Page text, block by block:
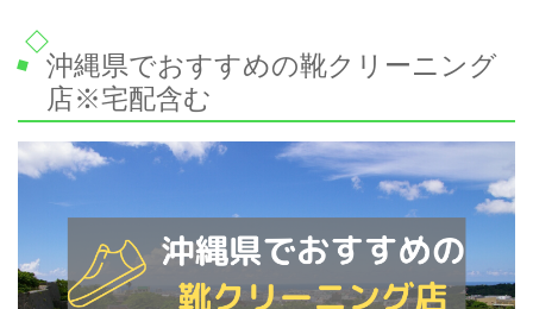
沖縄県でおすすめの靴クリーニング
店※宅配含む